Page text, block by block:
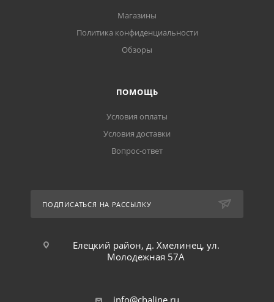
Магазины
Политика конфиденциальности
Обзоры
ПОМОЩЬ
Условия оплаты
Условия доставки
Вопрос-ответ
ПОДПИСАТЬСЯ НА РАССЫЛКУ
Елецкий район, д. Хмелинец, ул.
Молодежная 57А
info@chaline.ru